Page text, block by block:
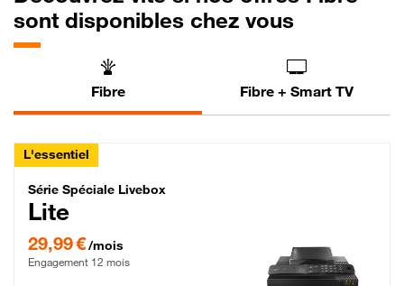
sont disponibles chez vous
Fibre Fibre + Smart TV
L'essentiel
Série Spéciale Livebox Lite Fibre
Série Spéciale Livebox
Lite
29,99 €/mois
Engagement 12 mois